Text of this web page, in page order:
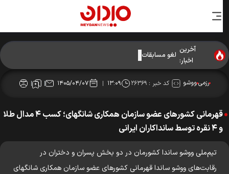
آخرین
اخبار:
لغو مسابقات کاراته رده‌های سنی آسیا
رزمیووشو کد خبر : ۲۶۳۶۹ ۱۳:۰۹ ۱۴۰۵/۰۴/۰۷
قهرمانی کشورهای عضو سازمان همکاری شانگهای؛ کسب ۴ مدال طلا
تیم‌ملی ووشو ساندا کشورمان در دو بخش پسران و دختران در
رقابت‌های ووشو ساندا قهرمانی کشورهای عضو سازمان همکاری شانگهای